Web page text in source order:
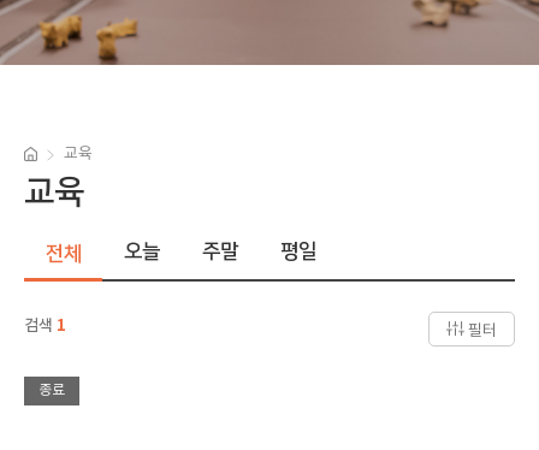
교육
교육
전체 오늘 주말 평일
검색 1 필터
종료